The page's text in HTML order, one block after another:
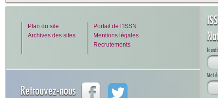
Plan du site
Archives des sites
Portail de l’ISSN
Mentions légales
Recrutements
Retrouvez-nous
Mot